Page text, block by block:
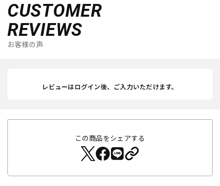
CUSTOMER
REVIEWS
お客様の声
レビューはログイン後、ご入力いただけます。
この商品をシェアする